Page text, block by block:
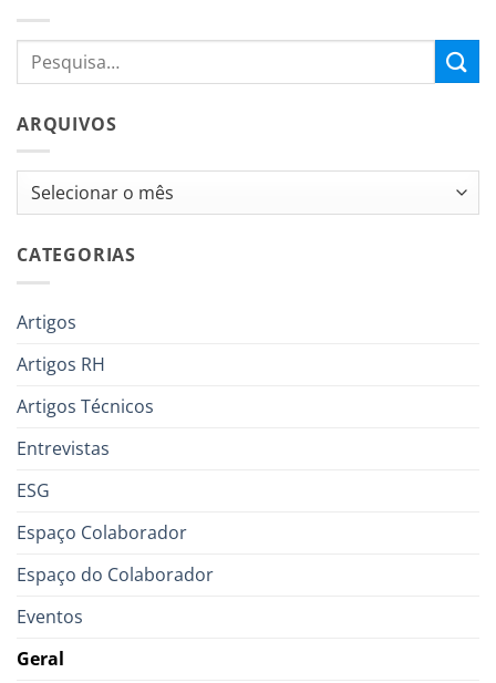
ARQUIVOS
Arquivos
CATEGORIAS
Artigos
Artigos RH
Artigos Técnicos
Entrevistas
ESG
Espaço Colaborador
Espaço do Colaborador
Eventos
Geral